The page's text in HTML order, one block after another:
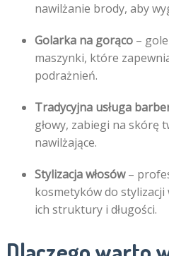
nawilżanie brody, aby
Golarka na gorąco–
maszynki, które
podrażnień.
Tradycyjna usługa
głowy, zabiegi na skórę
nawilżające.
Stylizacja włosów–
kosmetyków do stylizacji
ich struktury i długości.